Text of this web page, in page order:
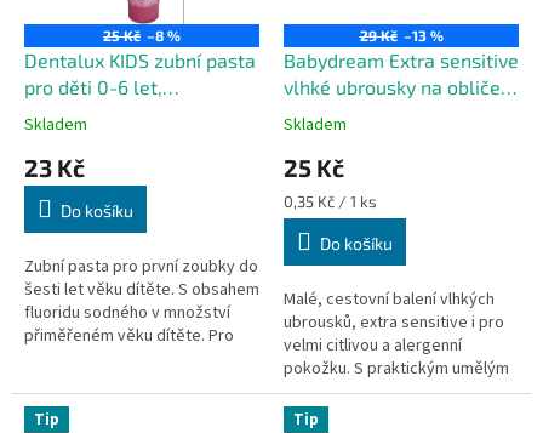
25 Kč –8 %
Dentalux KIDS zubní pasta
pro děti 0-6 let,
žvýkačková příchuť, 100
Skladem
23 Kč
Do košíku
Zubní pasta pro první zoubky do
šesti let věku dítěte. S obsahem
fluoridu sodného v množství
přiměřeném věku dítěte. Pro
29 Kč –13 %
Babydream Extra sensitive
vlhké ubrousky na obličej
a ruce, 25 ks
Skladem
25 Kč
Měrná
cena:
0,35 Kč / 1 ks
Do košíku
Malé, cestovní balení vlhkých
ubrousků, extra sensitive i pro
velmi citlivou a alergenní
pokožku. S praktickým umělým
uzávěrem, pro rychlé použití.
Zcela bez parfémů. Vegan.
Tip Tip